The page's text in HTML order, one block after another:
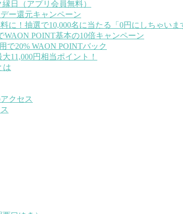
日（アプリ会員無料）
ー還元キャンペーン
に！抽選で10,000名に当たる「0円にしちゃいま
WAON POINT基本の10倍キャンペーン
で20% WAON POINTバック
11,000円相当ポイント！
は
クセス